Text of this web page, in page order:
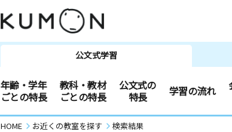
公文式学習
年齢・学年
ごとの特長
教科・教材
ごとの特長
公文式の
特長
学習の流れ
HOME お近くの教室を探す 検索結果